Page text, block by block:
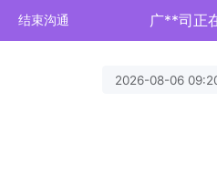
结束沟通 广**司正
2026-08-06